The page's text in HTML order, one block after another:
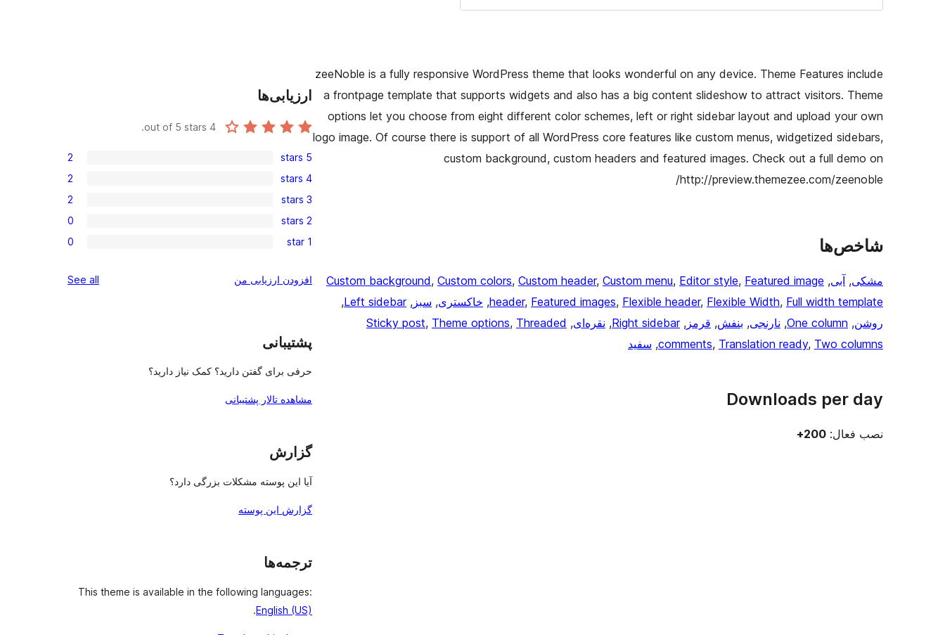
zeeNoble is a fully responsive WordPress theme that looks wonderful on any device. Theme Features include
a frontpage template that supports widgets and also has a big content slideshow to attract visitors. Theme
options let you choose from eight different color schemes, left or right sidebar layout and upload your own
logo image. Of course there is support of all WordPress core features like custom menus, widgetized sidebars,
custom background, custom headers and featured images. Check out a full demo on
http://preview.themezee.com/zeenoble/
شاخص‌ها
مشکی, آبی,
Custom background, Custom colors, Custom header, Custom menu, Editor style, Featured image
header, Featured images, Flexible header, Flexible Width, Full width template
, خاکستری, سبز ,
Left sidebar
,
روشن,
One column
, نارنجی, بنفش, قرمز ,
Right sidebar
, نقره‌ای,
Sticky post, Theme options, Threaded
comments, Translation ready, Two columns
, سفید
Downloads per day
نصب فعال: 200+
ارزیابی‌ها
4
2
5-
star
reviews
5 stars
2
2
4-
star
reviews
4 stars
2
2
3-
star
3 stars
2
0
reviews
2 stars
0
0
star
1 star
0
افزودن ارزیابی من See all
reviews
پشتیبانی
حرفی برای گفتن دارید؟ کمک نیاز دارید؟
مشاهده تالار پشتیبانی
گزارش
آیا این پوسته مشکلات بزرگی دارد؟
گزارش این پوسته
ترجمه‌ها
This theme is available in the following languages:
English (US)
.